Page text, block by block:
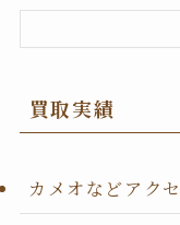
買取実績
カメオなどアク